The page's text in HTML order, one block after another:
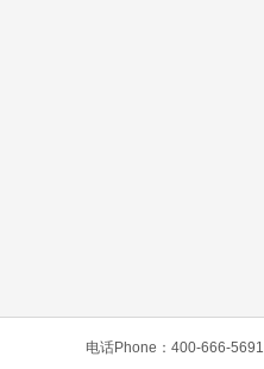
电话Phone：400-666-5691